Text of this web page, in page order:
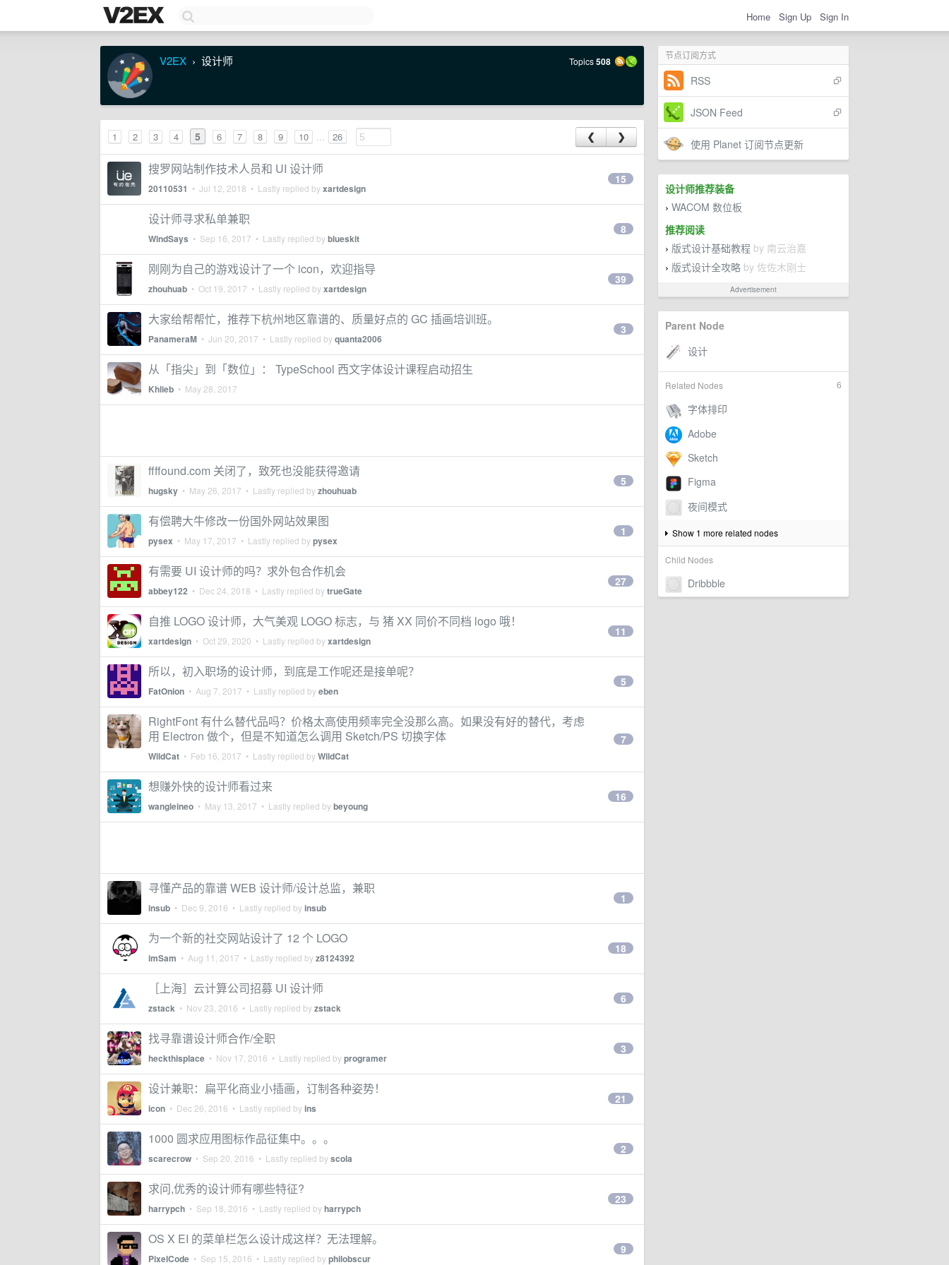
Home Sign Up Sign In
节点订阅方式
RSS
JSON Feed
使用 Planet 订阅节点更新
设计师推荐装备
› WACOM 数位板
推荐阅读
› 版式设计基础教程 by 南云治嘉
› 版式设计全攻略 by 佐佐木刚士
Advertisement
Parent Node
6
Related Nodes
Show 1 more related nodes
Child Nodes
V2EX › 设计师 Topics508
1 2 3 4 5 6 7 8 9 10 ... 26 ❮ ❯
搜罗网站制作技术人员和 UI 设计师
20110531 • Jul 12, 2018 • Lastly replied byxartdesign
15
设计师寻求私单兼职
WindSays • Sep 16, 2017 • Lastly replied byblueskit
8
刚刚为自己的游戏设计了一个 icon，欢迎指导
zhouhuab • Oct 19, 2017 • Lastly replied byxartdesign
39
大家给帮帮忙，推荐下杭州地区靠谱的、质量好点的 GC 插画培训班。
PanameraM • Jun 20, 2017 • Lastly replied byquanta2006
3
从「指尖」到「数位」： TypeSchool 西文字体设计课程启动招生
Khlieb • May 28, 2017
ffffound.com 关闭了，致死也没能获得邀请
hugsky • May 26, 2017 • Lastly replied byzhouhuab
5
有偿聘大牛修改一份国外网站效果图
pysex • May 17, 2017 • Lastly replied bypysex
1
有需要 UI 设计师的吗？求外包合作机会
abbey122 • Dec 24, 2018 • Lastly replied bytrueGate
27
自推 LOGO 设计师，大气美观 LOGO 标志，与 猪 XX 同价不同档 logo 哦！
xartdesign • Oct 29, 2020 • Lastly replied byxartdesign
11
所以，初入职场的设计师，到底是工作呢还是接单呢？
FatOnion • Aug 7, 2017 • Lastly replied byeben
5
RightFont 有什么替代品吗？价格太高使用频率完全没那么高。如果没有好的替代，考虑
用 Electron 做个，但是不知道怎么调用 Sketch/PS 切换字体
WildCat • Feb 16, 2017 • Lastly replied byWildCat
7
想赚外快的设计师看过来
wangleineo • May 13, 2017 • Lastly replied bybeyoung
16
寻懂产品的靠谱 WEB 设计师/设计总监，兼职
insub • Dec 9, 2016 • Lastly replied byinsub
1
为一个新的社交网站设计了 12 个 LOGO
imSam • Aug 11, 2017 • Lastly replied byz8124392
18
［上海］云计算公司招募 UI 设计师
zstack • Nov 23, 2016 • Lastly replied byzstack
6
找寻靠谱设计师合作/全职
heckthisplace • Nov 17, 2016 • Lastly replied byprogramer
3
设计兼职：扁平化商业小插画，订制各种姿势！
icon • Dec 26, 2016 • Lastly replied byins
21
1000 圆求应用图标作品征集中。。。
scarecrow • Sep 20, 2016 • Lastly replied byscola
2
求问,优秀的设计师有哪些特征?
harrypch • Sep 18, 2016 • Lastly replied byharrypch
23
OS X EI 的菜单栏怎么设计成这样？无法理解。
PixelCode • Sep 15, 2016 • Lastly replied byphilobscur
9